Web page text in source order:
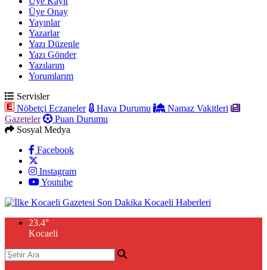
Üye Onay
Yayınlar
Yazarlar
Yazı Düzenle
Yazı Gönder
Yazılarım
Yorumlarım
Servisler
Nöbetçi Eczaneler
Hava Durumu
Namaz Vakitleri
Gazeteler
Puan Durumu
Sosyal Medya
Facebook
Instagram
Youtube
23.4°
Kocaeli